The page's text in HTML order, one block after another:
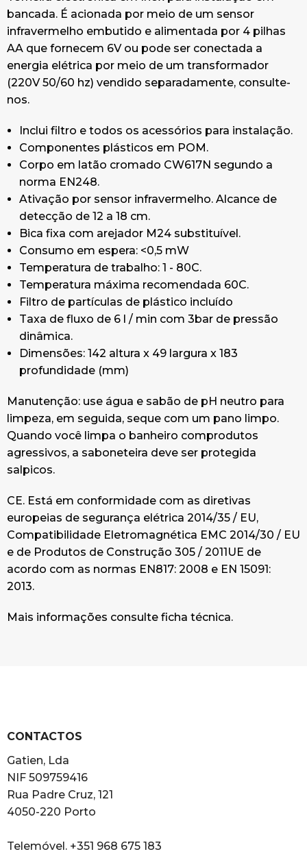
Quando você limpa o banheiro comprodutos
agressivos, a saboneteira deve ser protegida
salpicos.
CE. Está em conformidade com as diretivas
europeias de segurança elétrica 2014/35 / EU,
EU e de Produtos de Construção 305 / 2011UE de
acordo com as normas EN817: 2008 e EN 15091:
2013.
Mais informações consulte ficha técnica.
bancada. É acionada por meio de um sensor
infravermelho embutido e alimentada por 4 pilhas
AA que fornecem 6V ou pode ser conectada a
energia elétrica por meio de um transformador
(220V 50/60 hz) vendido separadamente, consulte-
nos.
Inclui filtro e todos os acessórios para instalação.
Componentes plásticos em POM.
Corpo em latão cromado CW617N segundo a
norma EN248.
Ativação por sensor infravermelho. Alcance de
detecção de 12 a 18 cm.
Bica fixa com arejador M24 substituível.
Consumo em espera: <0,5 mW
Temperatura de trabalho: 1 - 80C.
Temperatura máxima recomendada 60C.
Filtro de partículas de plástico incluído
Taxa de fluxo de 6 l / min com 3bar de pressão
dinâmica.
Dimensões: 142 altura x 49 largura x 183
profundidade (mm)
Manutenção: use água e sabão de pH neutro para
limpeza, em seguida, seque com um pano limpo.
Quando você limpa o banheiro comprodutos
agressivos, a saboneteira deve ser protegida
salpicos.
CE. Está em conformidade com as diretivas
europeias de segurança elétrica 2014/35 / EU,
Compatibilidade Eletromagnética EMC 2014/30 / EU
e de Produtos de Construção 305 / 2011UE de
acordo com as normas EN817: 2008 e EN 15091:
2013.
Mais informações consulte ficha técnica.
CONTACTOS
Gatien, Lda
NIF 509759416
Rua Padre Cruz, 121
4050-220 Porto
Telemóvel. +351 968 675 183